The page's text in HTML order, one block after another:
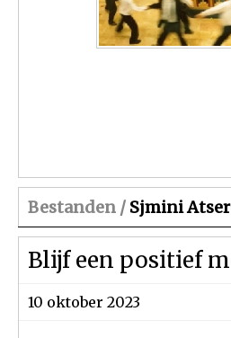
Bestanden / Sjmini
Blijf een positief
10 oktober 2023